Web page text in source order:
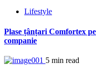
Lifestyle
Plase țânțari Comfortex
companie
5 min read